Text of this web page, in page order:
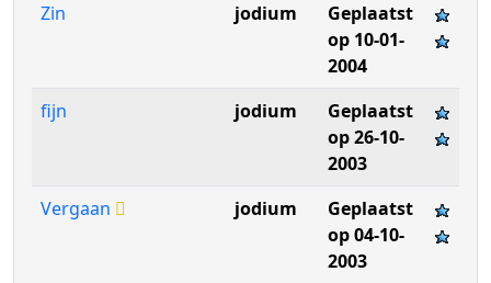
Zin
jodium
Geplaatst
op 10-01-
2004
fijn
jodium
Geplaatst
op 26-10-
2003
Vergaan
jodium
Geplaatst
op 04-10-
2003